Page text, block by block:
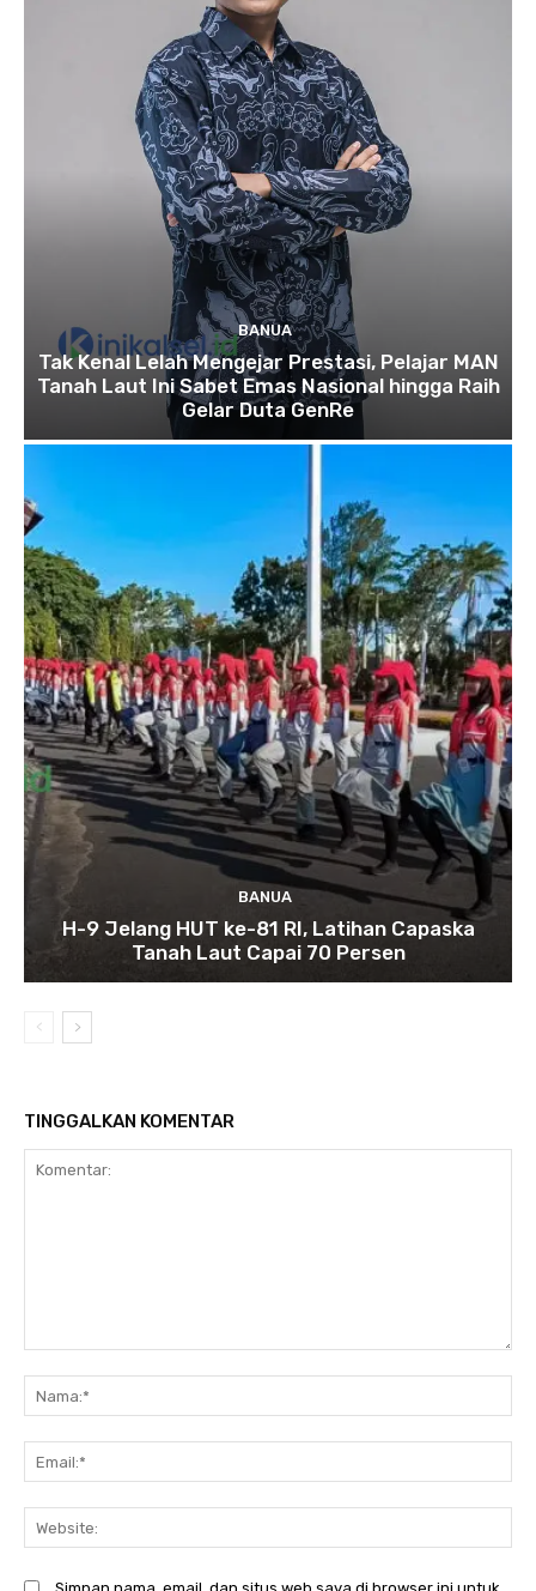
BANUA
Tak Kenal Lelah Mengejar Prestasi, Pelajar MAN
Tanah Laut Ini Sabet Emas Nasional hingga Raih
Gelar Duta GenRe
BANUA
H-9 Jelang HUT ke-81 RI, Latihan Capaska
Tanah Laut Capai 70 Persen
TINGGALKAN KOMENTAR